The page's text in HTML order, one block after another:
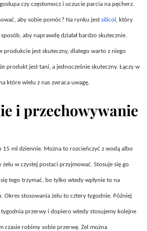
czy częstomocz i uczucie parcia na pęcherz.
aby sobie pomóc? Na rynku jest silicol , który
aby naprawdę działał bardzo skutecznie.
produkcie jest skuteczny, dlatego warto z niego
produkt jest tani, a jednocześnie skuteczny. Łączy w
które wielu z nas zwraca uwagę.
i przechowywanie
15 ml dziennie. Można to rozcieńczyć z wodą albo
w czystej postaci przyjmować. Stosuje się go
tego trzymać, bo tylko wtedy wpłynie to na
Okres stosowania żelu to cztery tygodnie. Później
tygodnia przerwy i dopiero wtedy stosujemy kolejne
czasie robimy sobie przerwę. Żel można